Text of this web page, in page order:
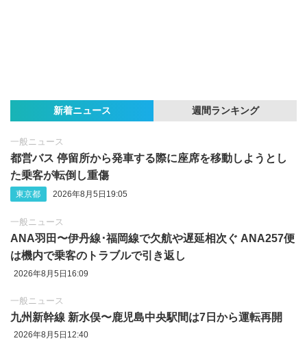
新着ニュース 週間ランキング
一般ニュース
都営バス 停留所から発車する際に座席を移動しようとし
た乗客が転倒し重傷
東京都 2026年8月5日19:05
一般ニュース
ANA羽田〜伊丹線･福岡線で欠航や遅延相次ぐ ANA257便
は機内で乗客のトラブルで引き返し
2026年8月5日16:09
一般ニュース
九州新幹線 新水俣〜鹿児島中央駅間は7日から運転再開
2026年8月5日12:40